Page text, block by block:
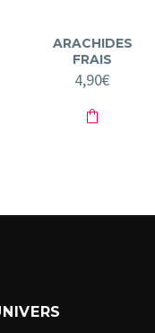
ARACHIDES
FRAIS
4,90€